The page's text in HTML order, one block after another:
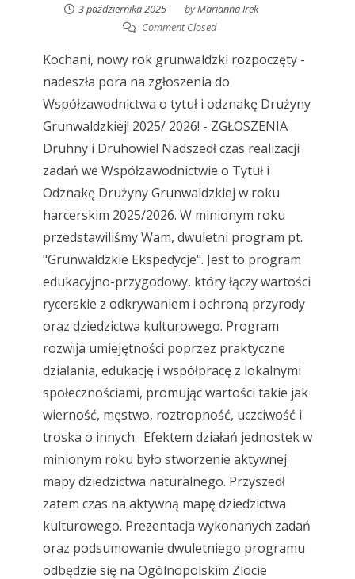
3 października 2025 byMarianna Irek
Comment Closed
Kochani, nowy rok grunwaldzki rozpoczęty -
nadeszła pora na zgłoszenia do
Współzawodnictwa o tytuł i odznakę Drużyny
Grunwaldzkiej! 2025/ 2026! - ZGŁOSZENIA
Druhny i Druhowie! Nadszedł czas realizacji
zadań we Współzawodnictwie o Tytuł i
Odznakę Drużyny Grunwaldzkiej w roku
harcerskim 2025/2026. W minionym roku
przedstawiliśmy Wam, dwuletni program pt.
"Grunwaldzkie Ekspedycje". Jest to program
edukacyjno-przygodowy, który łączy wartości
rycerskie z odkrywaniem i ochroną przyrody
oraz dziedzictwa kulturowego. Program
rozwija umiejętności poprzez praktyczne
działania, edukację i współpracę z lokalnymi
społecznościami, promując wartości takie jak
wierność, męstwo, roztropność, uczciwość i
troska o innych. Efektem działań jednostek w
minionym roku było stworzenie aktywnej
mapy dziedzictwa naturalnego. Przyszedł
zatem czas na aktywną mapę dziedzictwa
kulturowego. Prezentacja wykonanych zadań
oraz podsumowanie dwuletniego programu
odbędzie się na Ogólnopolskim Zlocie